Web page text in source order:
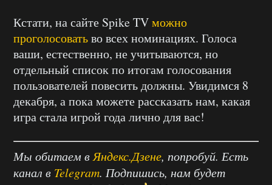
Кстати, на сайте Spike TVможно
проголосоватьво всех номинациях. Голоса
ваши, естественно, не учитываются, но
отдельный список по итогам голосования
пользователей повесить должны. Увидимся 8
декабря, а пока можете рассказать нам, какая
игра стала игрой года лично для вас!
Мы обитаем вЯндекс.Дзене, попробуй. Есть
канал в Telegram. Подпишись, нам будет